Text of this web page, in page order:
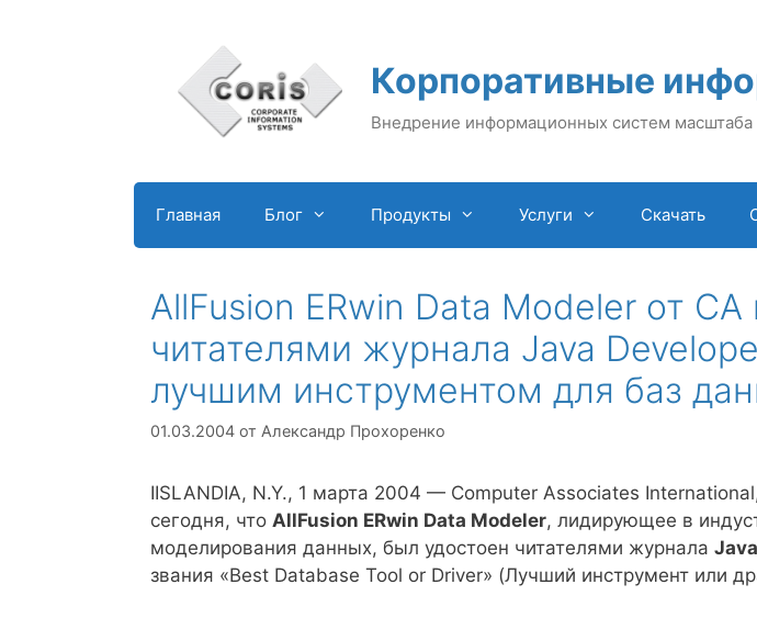
Корпоративные
Внедрение информационных систем масштаба
Главная Блог Продукты Услуги Скачать
AllFusion ERwin Data Modeler от CA
читателями журнала Java
лучшим инструментом для баз
01.03.2004 от Александр Прохоренко
IISLANDIA, N.Y., 1 марта 2004 — Computer Associates
сегодня, что AllFusion ERwin Data Modeler, лидирующее в
моделирования данных, был удостоен читателями журнала
звания «Best Database Tool or Driver» (Лучший инструмент или